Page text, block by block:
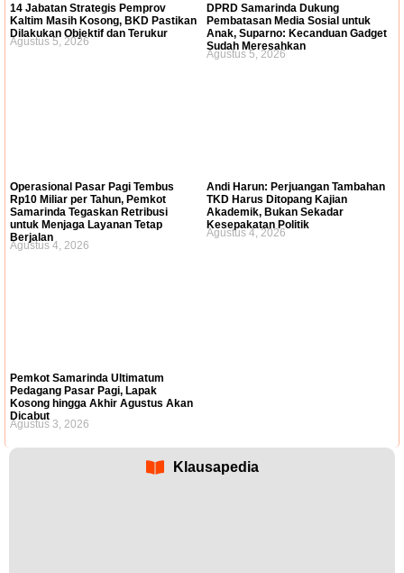
14 Jabatan Strategis Pemprov
Kaltim Masih Kosong, BKD Pastikan
Dilakukan Objektif dan Terukur
Agustus 5, 2026
DPRD Samarinda Dukung
Pembatasan Media Sosial untuk
Anak, Suparno: Kecanduan Gadget
Sudah Meresahkan
Agustus 5, 2026
Operasional Pasar Pagi Tembus
Rp10 Miliar per Tahun, Pemkot
Samarinda Tegaskan Retribusi
untuk Menjaga Layanan Tetap
Berjalan
Agustus 4, 2026
Andi Harun: Perjuangan Tambahan
TKD Harus Ditopang Kajian
Akademik, Bukan Sekadar
Kesepakatan Politik
Agustus 4, 2026
Pemkot Samarinda Ultimatum
Pedagang Pasar Pagi, Lapak
Kosong hingga Akhir Agustus Akan
Dicabut
Agustus 3, 2026
Klausapedia